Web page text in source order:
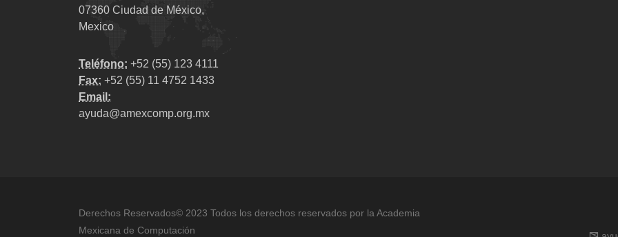
07360 Ciudad de México,
Mexico
Teléfono: +52 (55) 123 4111
Fax: +52 (55) 11 4752 1433
Email:
ayuda@amexcomp.org.mx
Derechos Reservados© 2023 Todos los derechos reservados por la Academia
Mexicana de Computación